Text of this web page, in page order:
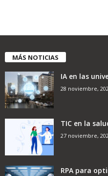
MÁS NOTICIAS
IA en las
28 noviembre,
TIC en la
27 noviembre,
RPA para